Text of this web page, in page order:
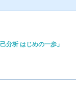
己分析 はじめの一歩」